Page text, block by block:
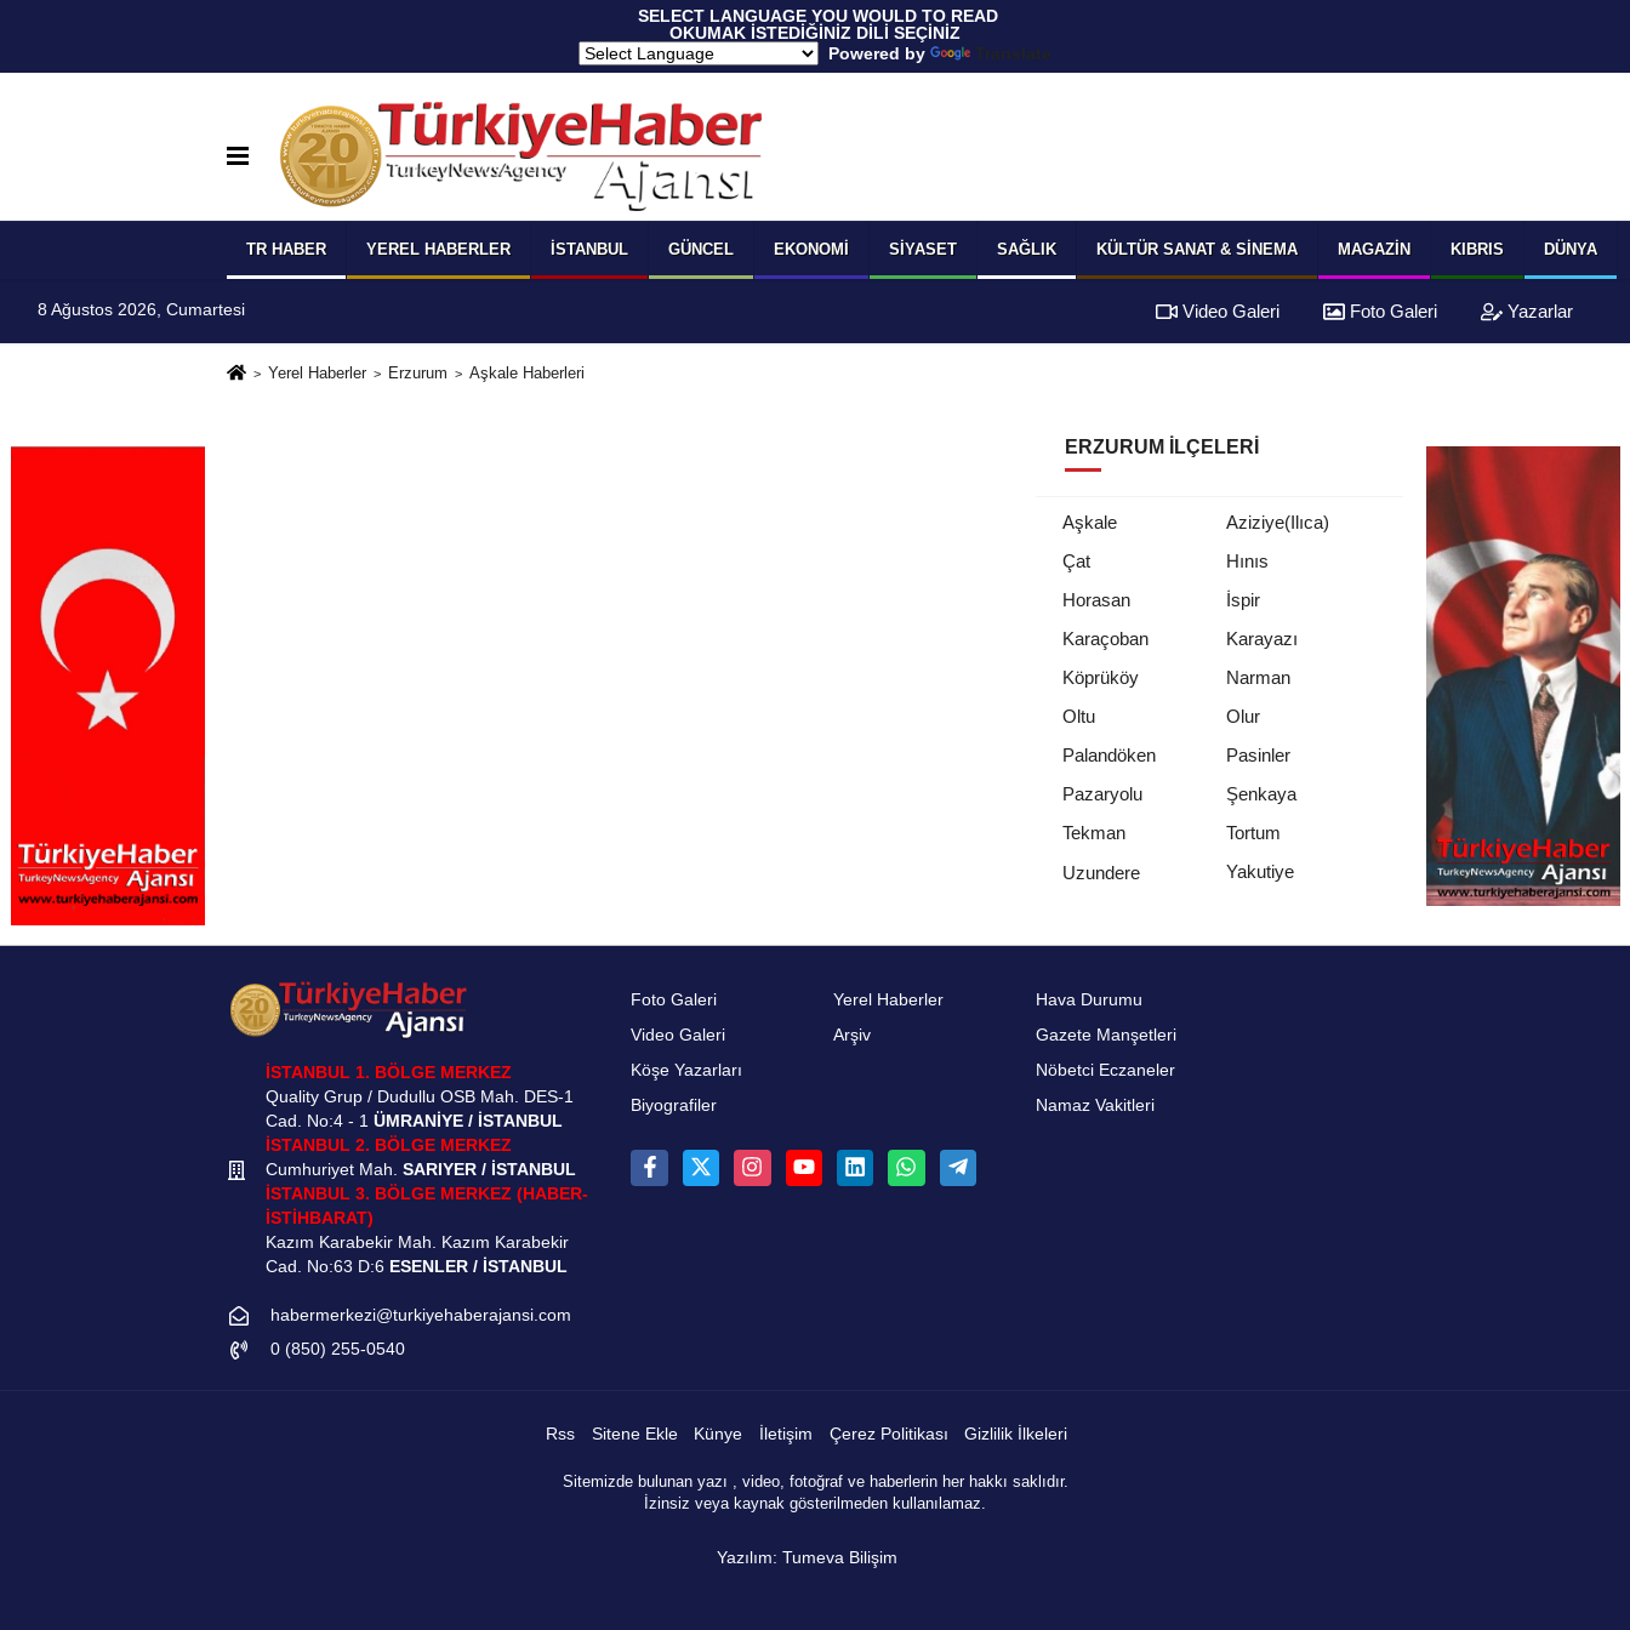
SELECT LANGUAGE YOU WOULD TO READ
OKUMAK İSTEDİĞİNİZ DİLİ SEÇİNİZ
Powered by
Translate
TR HABER YEREL HABERLER İSTANBUL GÜNCEL EKONOMI SIYASET SAĞLIK KÜLTÜR SANAT & SINEMA MAGAZIN KIBRIS DÜNYA
8 Ağustos 2026, Cumartesi Video Galeri Foto Galeri Yazarlar
Yerel Haberler Erzurum Aşkale Haberleri
ERZURUM İLÇELERI
Aşkale
Aziziye(Ilıca)
Çat
Hınıs
Horasan
İspir
Karaçoban
Karayazı
Köprüköy
Narman
Oltu
Olur
Palandöken
Pasinler
Pazaryolu
Şenkaya
Tekman
Tortum
Uzundere
Yakutiye
İSTANBUL 1. BÖLGE MERKEZ
Quality Grup / Dudullu OSB Mah. DES-1
Cad. No:4 - 1 ÜMRANİYE / İSTANBUL
İSTANBUL 2. BÖLGE MERKEZ
Cumhuriyet Mah. SARIYER / İSTANBUL
İSTANBUL 3. BÖLGE MERKEZ (HABER-
İSTİHBARAT)
Kazım Karabekir Mah. Kazım Karabekir
Cad. No:63 D:6 ESENLER / İSTANBUL
habermerkezi@turkiyehaberajansi.com
0 (850) 255-0540
Foto Galeri
Video Galeri
Köşe Yazarları
Biyografiler
Yerel Haberler
Arşiv
Hava Durumu
Gazete Manşetleri
Nöbetci Eczaneler
Namaz Vakitleri
Rss Sitene Ekle Künye İletişim Çerez Politikası Gizlilik İlkeleri
Sitemizde bulunan yazı , video, fotoğraf ve haberlerin her hakkı saklıdır.
İzinsiz veya kaynak gösterilmeden kullanılamaz.
Yazılım: Tumeva Bilişim